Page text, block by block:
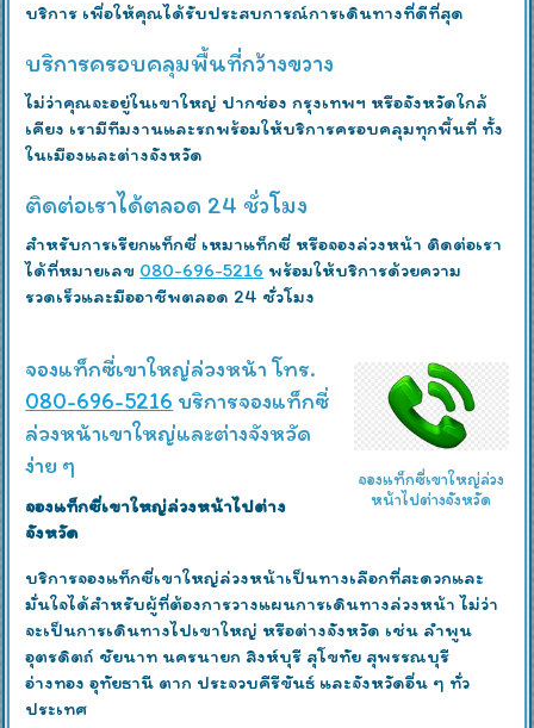
บริการ เพื่อให้คุณได้รับประสบการณ์การเดินทางที่ดีที่สุด
บริการครอบคลุมพื้นที่กว้างขวาง
ไม่ว่าคุณจะอยู่ในเขาใหญ่ ปากช่อง กรุงเทพฯ หรือจังหวัดใกล้
เคียง เรามีทีมงานและรถพร้อมให้บริการครอบคลุมทุกพื้นที่ ทั้ง
ในเมืองและต่างจังหวัด
ติดต่อเราได้ตลอด 24 ชั่วโมง
สำหรับการเรียกแท็กซี่ เหมาแท็กซี่ หรือจองล่วงหน้า ติดต่อเรา
ได้ที่หมายเลข 080-696-5216 พร้อมให้บริการด้วยความ
รวดเร็วและมืออาชีพตลอด 24 ชั่วโมง
จองแท็กซี่เขาใหญ่ล่วง
หน้าไปต่างจังหวัด
จองแท็กซี่เขาใหญ่ล่วงหน้า โทร.
080-696-5216 บริการจองแท็กซี่
ล่วงหน้าเขาใหญ่และต่างจังหวัด
ง่าย ๆ
จองแท็กซี่เขาใหญ่ล่วงหน้าไปต่าง
จังหวัด
บริการจองแท็กซี่เขาใหญ่ล่วงหน้าเป็นทางเลือกที่สะดวกและ
มั่นใจได้สำหรับผู้ที่ต้องการวางแผนการเดินทางล่วงหน้า ไม่ว่า
จะเป็นการเดินทางไปเขาใหญ่ หรือต่างจังหวัด เช่น ลำพูน
อุตรดิตถ์ ชัยนาท นครนายก สิงห์บุรี สุโขทัย สุพรรณบุรี
อ่างทอง อุทัยธานี ตาก ประจวบคีรีขันธ์ และจังหวัดอื่น ๆ ทั่ว
ประเทศ